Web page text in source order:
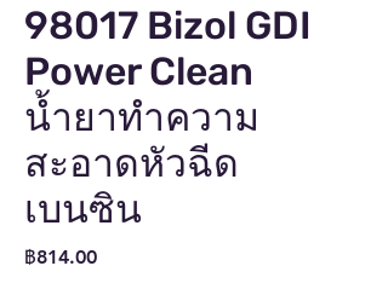
98017 Bizol GDI
Power Clean
น้ำยาทำความ
สะอาดหัวฉีด
เบนซิน
฿814.00ราคา